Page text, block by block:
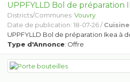
UPPFYLLD Bol de préparation
Districts/Communes: Vouvry
Date de publication: 18-07-26 /Cuisine
UPPFYLLD Bol de préparation Ikea à
Type d'Annonce: Offre